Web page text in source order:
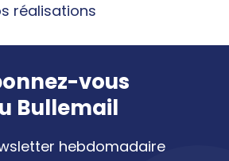
réalisations
vous
Bullemail
hebdomadaire